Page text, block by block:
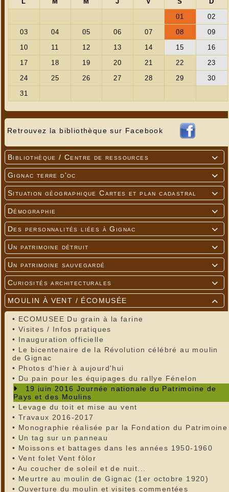
Retrouvez la bibliothèque sur Facebook

Bibliothèque / Centre de ressources

Gignac terre d'oc

Situation géographique Cartes et plan cadastral

Démographie

Des personnalités liées à Gignac

Un patrimoine détruit

Un patrimoine sauvegardé

Curiosités architecturales

MOULIN À VENT / ÉCOMUSÉE
• ECOMUSEE Du grain à la farine
• Visites / Infos pratiques
• Inauguration officielle
• Le bicentenaire de la Révolution célébré au moulin
de Gignac
• Photos d'hier à aujourd'hui
• Du pain pour les équipages du rallye Fénelon
19 juin 2016 Journée nationale du Patrimoine de
Pays et des Moulins
• Levage du toit et mise au vent
• Travaux 2016-2017
• Monographie réalisée par la Fondation du Patrimoine
• Un tag sur un panneau
• Moissons et battages dans les années 1950-1960
• Vent folet Vent fòlor
• Au coucher de soleil et de nuit...
• Meurtre au moulin de Gignac (1er octobre 1920)
• Ouverture du moulin et visites commentées